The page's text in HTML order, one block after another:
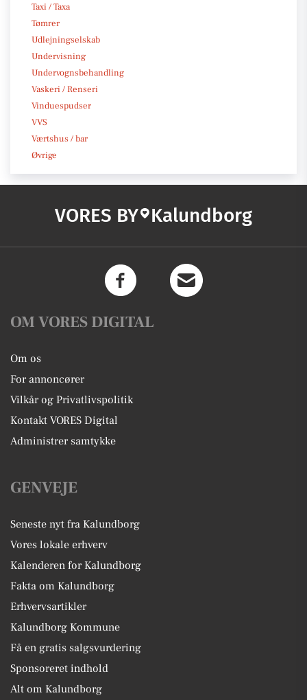
Taxi / Taxa
Tømrer
Udlejningselskab
Undervisning
Undervognsbehandling
Vaskeri / Renseri
Vinduespudser
VVS
Værtshus / bar
Øvrige
VORES BY Kalundborg
OM VORES DIGITAL
Om os
For annoncører
Vilkår og Privatlivspolitik
Kontakt VORES Digital
Administrer samtykke
GENVEJE
Seneste nyt fra Kalundborg
Vores lokale erhverv
Kalenderen for Kalundborg
Fakta om Kalundborg
Erhvervsartikler
Kalundborg Kommune
Få en gratis salgsvurdering
Sponsoreret indhold
Alt om Kalundborg